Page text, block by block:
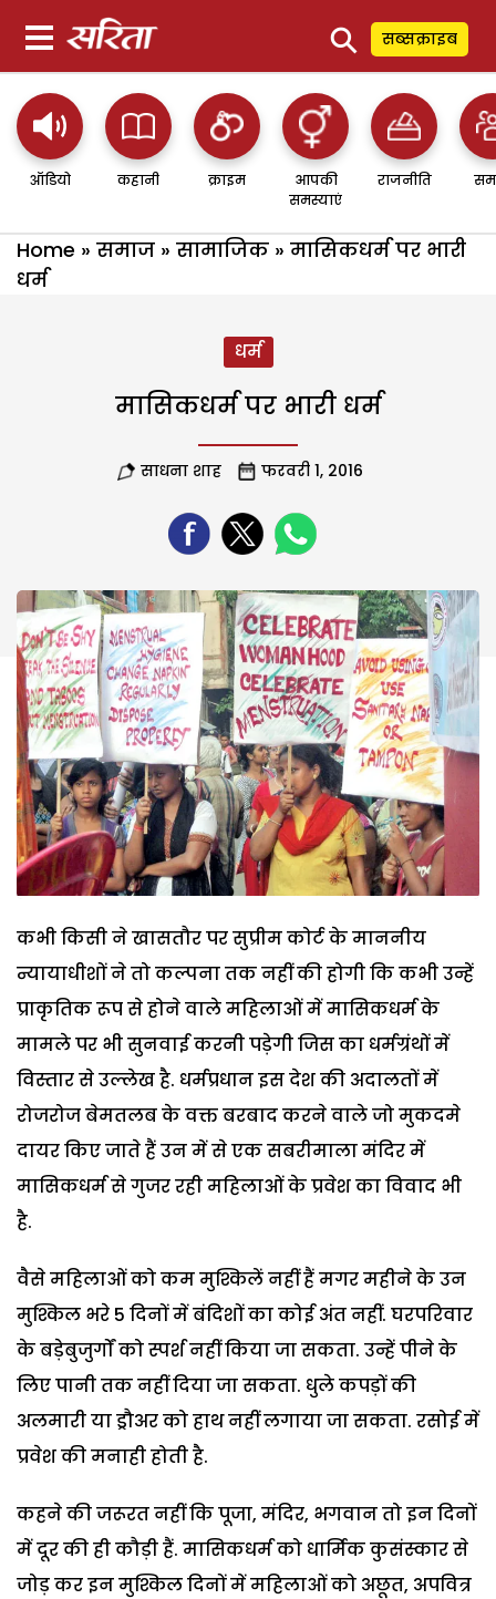
⚲ सब्सक्राइब
ऑडियो कहानी क्राइम
आपकी
समस्याएं
राजनीति
Home » समाज » सामाजिक » मासिकधर्म पर भारी
धर्म
धर्म
मासिकधर्म पर भारी धर्म
साधना शाह फरवरी 1, 2016
कभी किसी ने खासतौर पर सुप्रीम कोर्ट के माननीय
न्यायाधीशों ने तो कल्पना तक नहीं की होगी कि कभी उन्हें
प्राकृतिक रूप से होने वाले महिलाओं में मासिकधर्म के
मामले पर भी सुनवाई करनी पड़ेगी जिस का धर्मग्रंथों में
विस्तार से उल्लेख है. धर्मप्रधान इस देश की अदालतों में
रोजरोज बेमतलब के वक्त बरबाद करने वाले जो मुकदमे
दायर किए जाते हैं उन में से एक सबरीमाला मंदिर में
मासिकधर्म से गुजर रही महिलाओं के प्रवेश का विवाद भी
है.
वैसे महिलाओं को कम मुश्किलें नहीं हैं मगर महीने के उन
मुश्किल भरे 5 दिनों में बंदिशों का कोई अंत नहीं. घरपरिवार
के बड़ेबुजुर्गों को स्पर्श नहीं किया जा सकता. उन्हें पीने के
लिए पानी तक नहीं दिया जा सकता. धुले कपड़ों की
अलमारी या ड्रौअर को हाथ नहीं लगाया जा सकता. रसोई में
प्रवेश की मनाही होती है.
कहने की जरूरत नहीं कि पूजा, मंदिर, भगवान तो इन दिनों
में दूर की ही कौड़ी हैं. मासिकधर्म को धार्मिक कुसंस्कार से
जोड़ कर इन मुश्किल दिनों में महिलाओं को अछूत, अपवित्र